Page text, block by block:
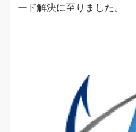
ード解決に至りました。